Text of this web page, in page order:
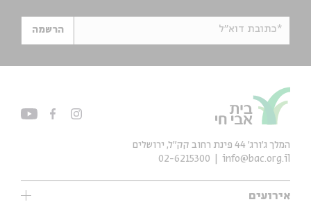
*כתובת דוא"ל הרשמה
אירועים
המלך ג'ורג' 44 פינת רחוב קק״ל, ירושלים
info@bac.org.il
02-6215300